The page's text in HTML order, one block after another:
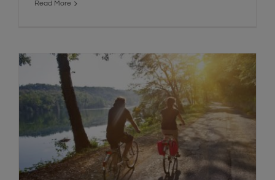
Read More
Δραστηριότητες στα Ήλια Αιδηψού
Events News Social